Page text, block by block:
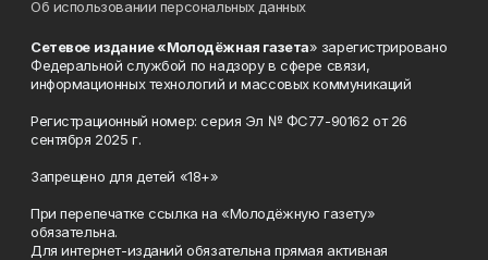
Об использовании персональных данных
Сетевое издание «Молодёжная газета» зарегистрировано
Федеральной службой по надзору в сфере связи,
информационных технологий и массовых коммуникаций
Регистрационный номер: серия Эл № ФС77-90162 от 26
сентября 2025 г.
Запрещено для детей «18+»
При перепечатке ссылка на «Молодёжную газету»
обязательна.
Для интернет-изданий обязательна прямая активная